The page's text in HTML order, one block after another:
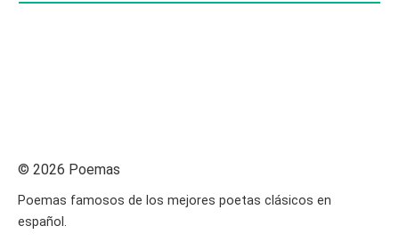
© 2026 Poemas
Poemas famosos de los mejores poetas clásicos en
español.